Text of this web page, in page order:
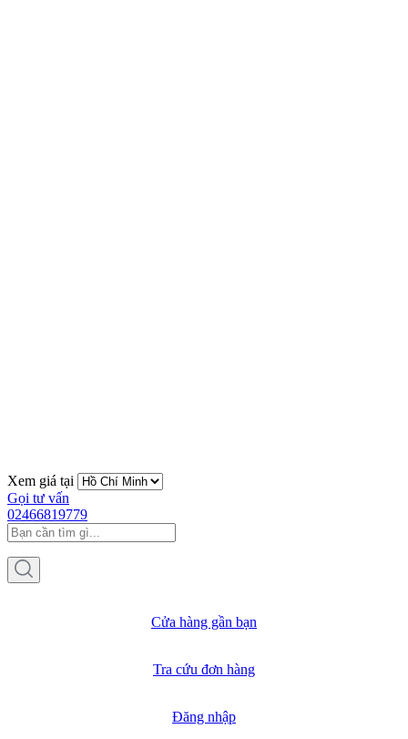
Xem giá tại
Gọi tư vấn
02466819779
Cửa hàng gần bạn
Tra cứu đơn hàng
Đăng nhập